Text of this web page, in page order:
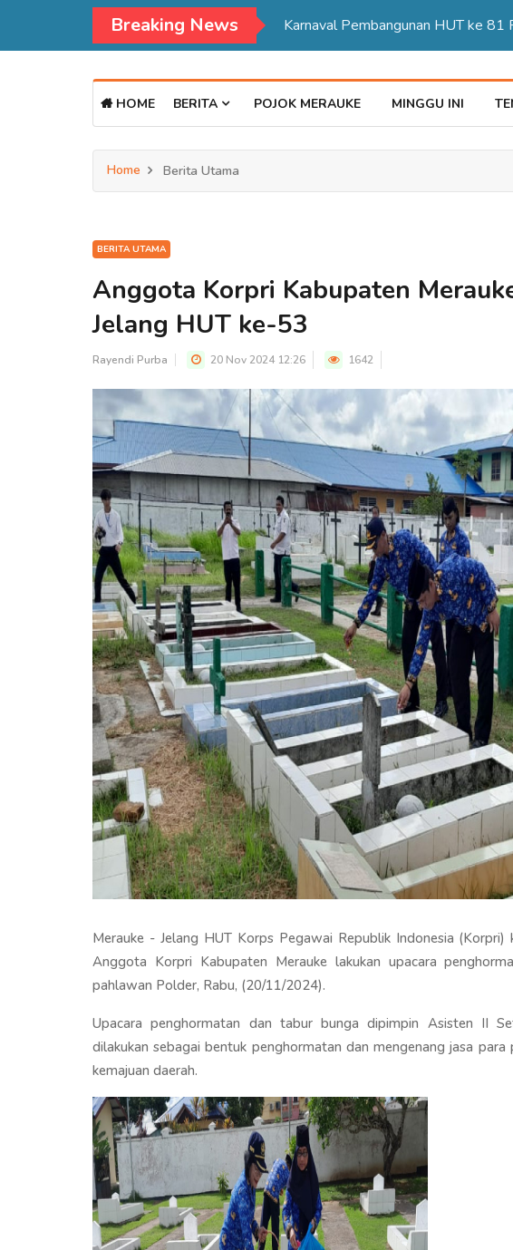
Breaking News
HOME BERITA POJOK MERAUKE MINGGU INI
Home Berita Utama
BERITA UTAMA
Anggota Korpri Kabupaten
Jelang HUT ke-53
Rayendi Purba 20 Nov 2024 12:26 1642
Merauke - Jelang HUT Korps Pegawai Republik Indonesia
Anggota Korpri Kabupaten Merauke lakukan upacara
pahlawan Polder, Rabu, (20/11/2024).
Upacara penghormatan dan tabur bunga dipimpin Asisten II
dilakukan sebagai bentuk penghormatan dan mengenang jasa
kemajuan daerah.